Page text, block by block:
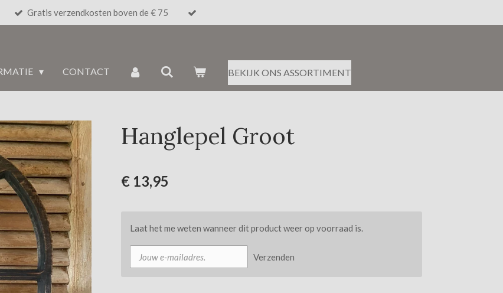
Gratis verzendkosten boven de € 75
CONTACT BEKIJK ONS ASSORTIMENT
Hanglepel Groot
€ 13,95
Laat het me weten wanneer dit product weer op voorraad is.
Verzenden